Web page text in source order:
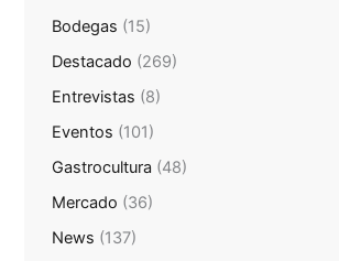
Bodegas (15)
Destacado (269)
Entrevistas (8)
Eventos (101)
Gastrocultura (48)
Mercado (36)
News (137)